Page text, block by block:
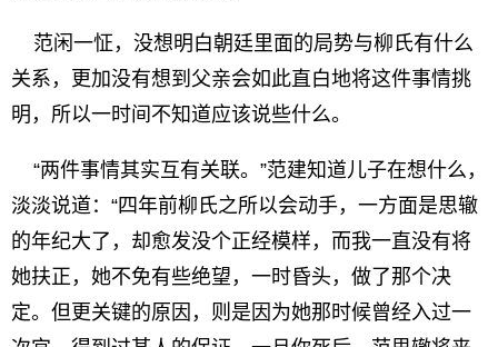
范闲一怔，没想明白朝廷里面的局势与柳氏有什么
关系，更加没有想到父亲会如此直白地将这件事情挑
明，所以一时间不知道应该说些什么。
“两件事情其实互有关联。”范建知道儿子在想什么，
淡淡说道：“四年前柳氏之所以会动手，一方面是思辙
的年纪大了，却愈发没个正经模样，而我一直没有将
她扶正，她不免有些绝望，一时昏头，做了那个决
定。但更关键的原因，则是因为她那时候曾经入过一